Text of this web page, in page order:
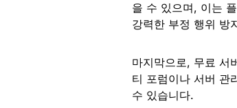
을 수 있으며, 이는
강력한 부정 행위 방
마지막으로, 무료 서
티 포럼이나 서버 관
수 있습니다.